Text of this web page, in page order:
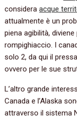
consideraacque
attualmente è un
piena agibilità,
rompighiaccio. I
solo 2, da qui il
ovvero per le sue
L’altro grande
Canada e l’Alaska
attraverso il sistema